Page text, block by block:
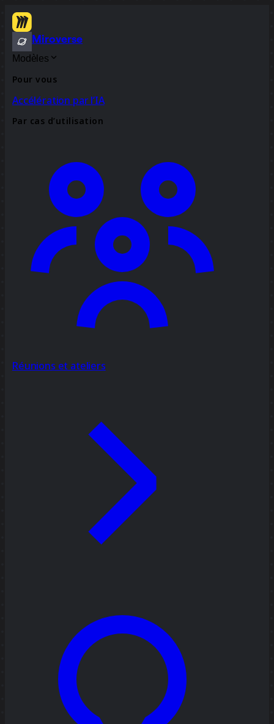
Miroverse
Modèles
Pour vous
Accélération par l’IA
Par cas d’utilisation
Réunions et ateliers